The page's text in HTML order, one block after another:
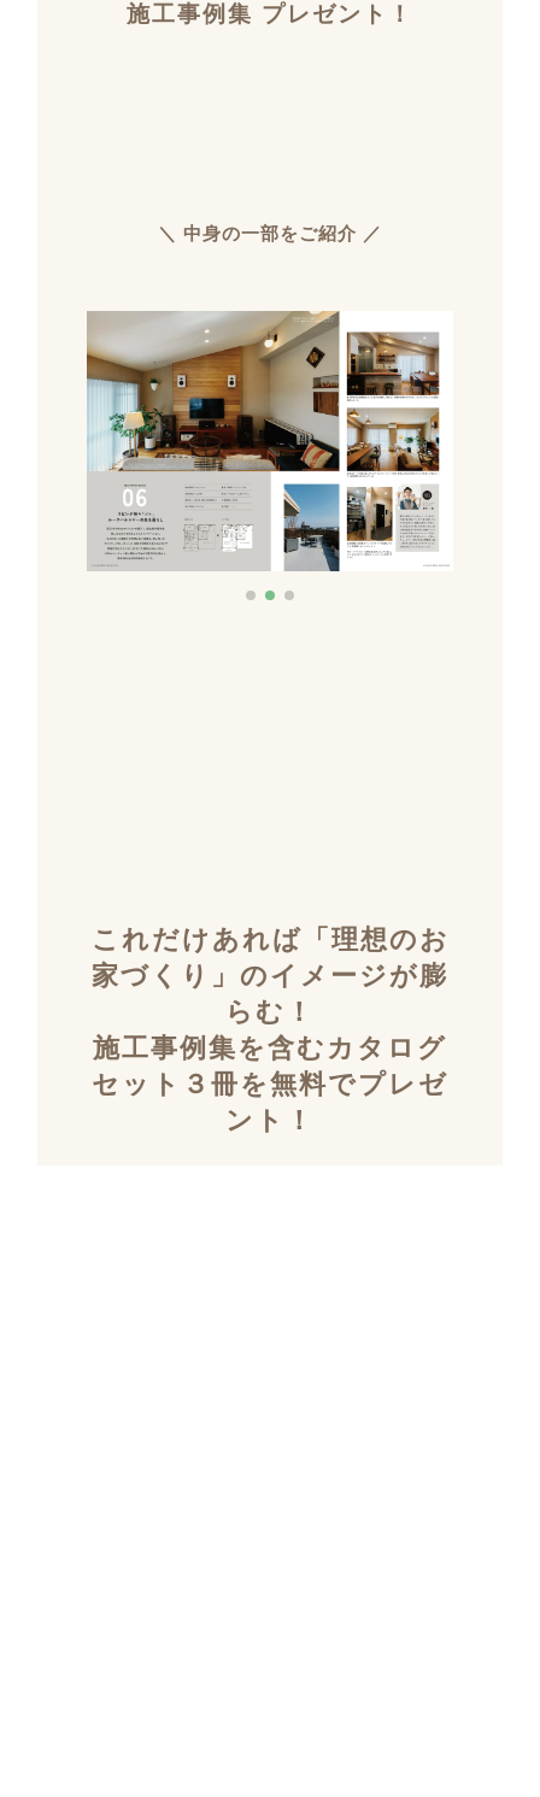
施工事例集 プレゼント！
＼ 中身の一部をご紹介 ／
これだけあれば「理想のお
家づくり」のイメージが膨
らむ！
施工事例集を含むカタログ
セット３冊を無料でプレゼ
ント！